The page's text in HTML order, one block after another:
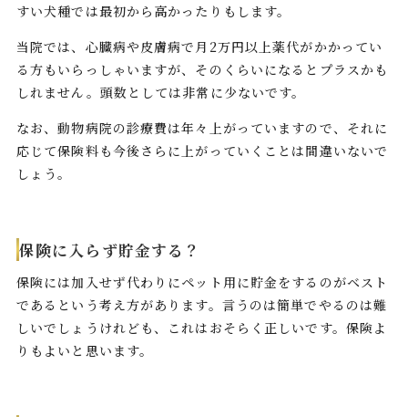
すい犬種では最初から高かったりもします。
当院では、心臓病や皮膚病で月2万円以上薬代がかかってい
る方もいらっしゃいますが、そのくらいになるとプラスかも
しれません。頭数としては非常に少ないです。
なお、動物病院の診療費は年々上がっていますので、それに
応じて保険料も今後さらに上がっていくことは間違いないで
しょう。
保険に入らず貯金する？
保険には加入せず代わりにペット用に貯金をするのがベスト
であるという考え方があります。言うのは簡単でやるのは難
しいでしょうけれども、これはおそらく正しいです。保険よ
りもよいと思います。